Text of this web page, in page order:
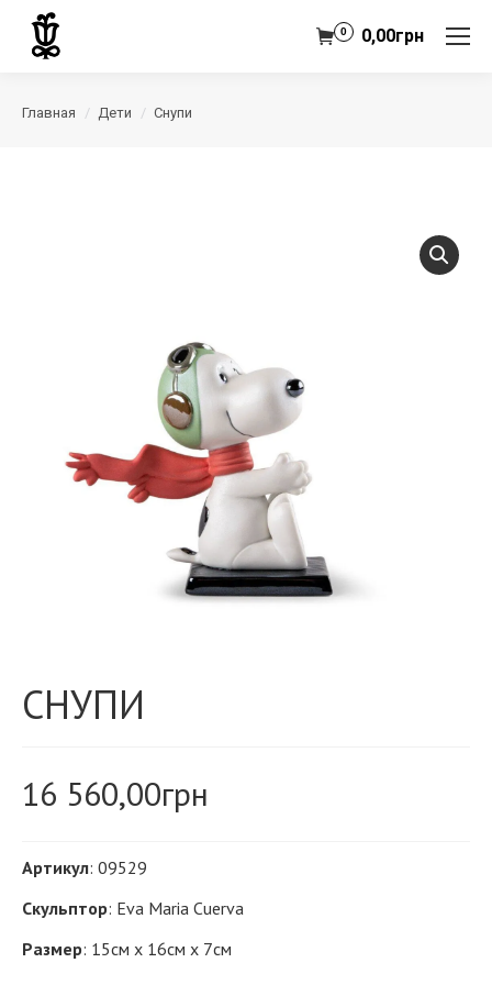
0,00грн
0
Главная Дети Снупи
СНУПИ
16 560,00грн
Артикул: 09529
Скульптор: Eva Maria Cuerva
Размер: 15см х 16см х 7см